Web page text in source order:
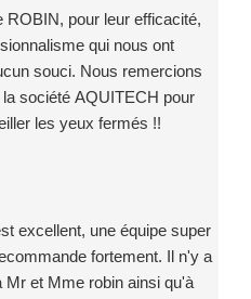
à toute personne
de piscine en toute
pour leur efficacité,
qui nous ont
souci. Nous remercions
société AQUITECH pour
les yeux fermés !!
excellent, une équipe super
fortement. Il n'y a
Mr et Mme robin ainsi qu'à